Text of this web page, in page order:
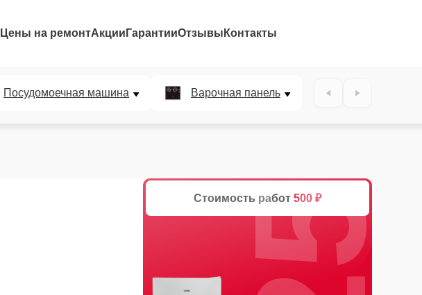
Цены на ремонтАкции ГарантииОтзывы Контакты
Посудомоечная машина Варочная панель
Стоимость работ 500 ₽
25%